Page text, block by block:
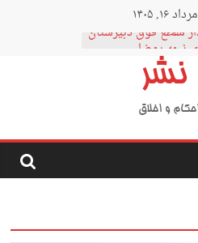
۱۴۰۵
مقطع فوق دبیرستان
نیمه رمضان
نیمه شعبان
غدیر
محرم
نشر
و اخلاق